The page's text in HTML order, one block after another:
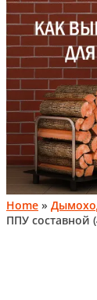
Home »
ППУ составной